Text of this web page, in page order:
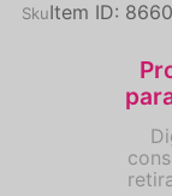
Item ID: